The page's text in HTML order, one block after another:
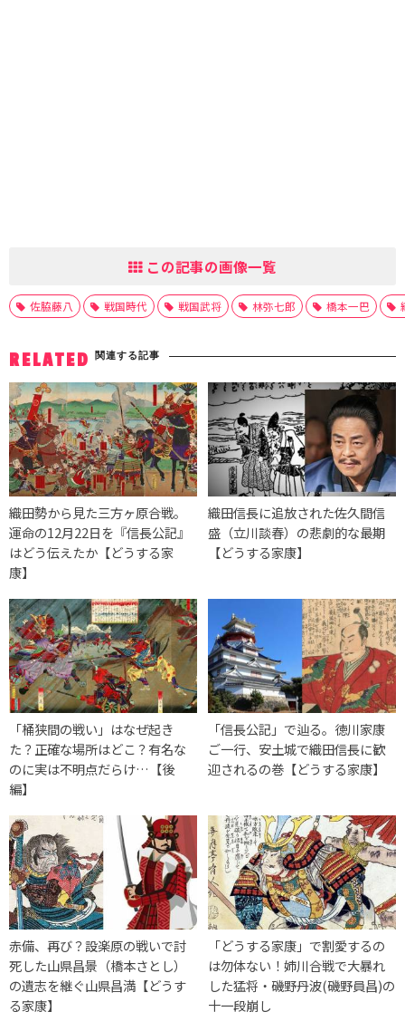
この記事の画像一覧
佐脇藤八 戦国時代 戦国武将 林弥七郎 橋本一巴
RELATED 関連する記事
織田勢から見た三方ヶ原合戦。
運命の12月22日を『信長公記』
はどう伝えたか【どうする家
康】
織田信長に追放された佐久間信
盛（立川談春）の悲劇的な最期
【どうする家康】
「桶狭間の戦い」はなぜ起き
た？正確な場所はどこ？有名な
のに実は不明点だらけ…【後
編】
「信長公記」で辿る。徳川家康
ご一行、安土城で織田信長に歓
迎されるの巻【どうする家康】
赤備、再び？設楽原の戦いで討
死した山県昌景（橋本さとし）
の遺志を継ぐ山県昌満【どうす
る家康】
「どうする家康」で割愛するの
は勿体ない！姉川合戦で大暴れ
した猛将・磯野丹波(磯野員昌)の
十一段崩し